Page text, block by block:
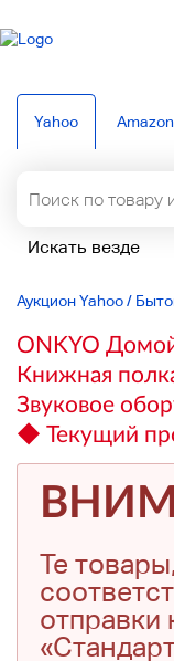
Yahoo Amazon
Аукцион Yahoo/
ONKYO
Книжная
Звуковое
◆ Текущий
Те
отправки